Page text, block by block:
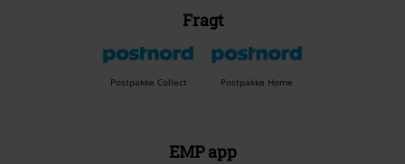
Fragt
Postpakke Collect Postpakke Home
EMP app